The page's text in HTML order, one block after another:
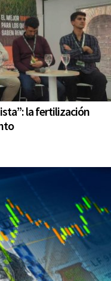
la fertilización